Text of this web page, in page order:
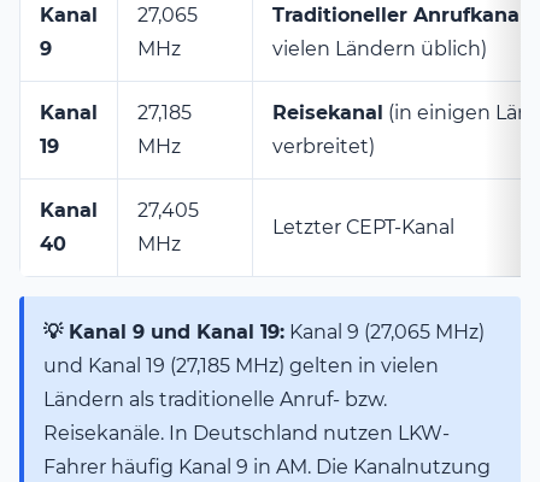
Kanal
9
27,065
MHz
Traditioneller Anrufkanal
vielen Ländern üblich)
Kanal
19
27,185
MHz
Reisekanal (in einigen
verbreitet)
Kanal
40
27,405
MHz
Letzter CEPT-Kanal
💡 Kanal 9 und Kanal 19: Kanal 9 (27,065 MHz)
und Kanal 19 (27,185 MHz) gelten in vielen
Ländern als traditionelle Anruf- bzw.
Reisekanäle. In Deutschland nutzen LKW-
Fahrer häufig Kanal 9 in AM. Die Kanalnutzung